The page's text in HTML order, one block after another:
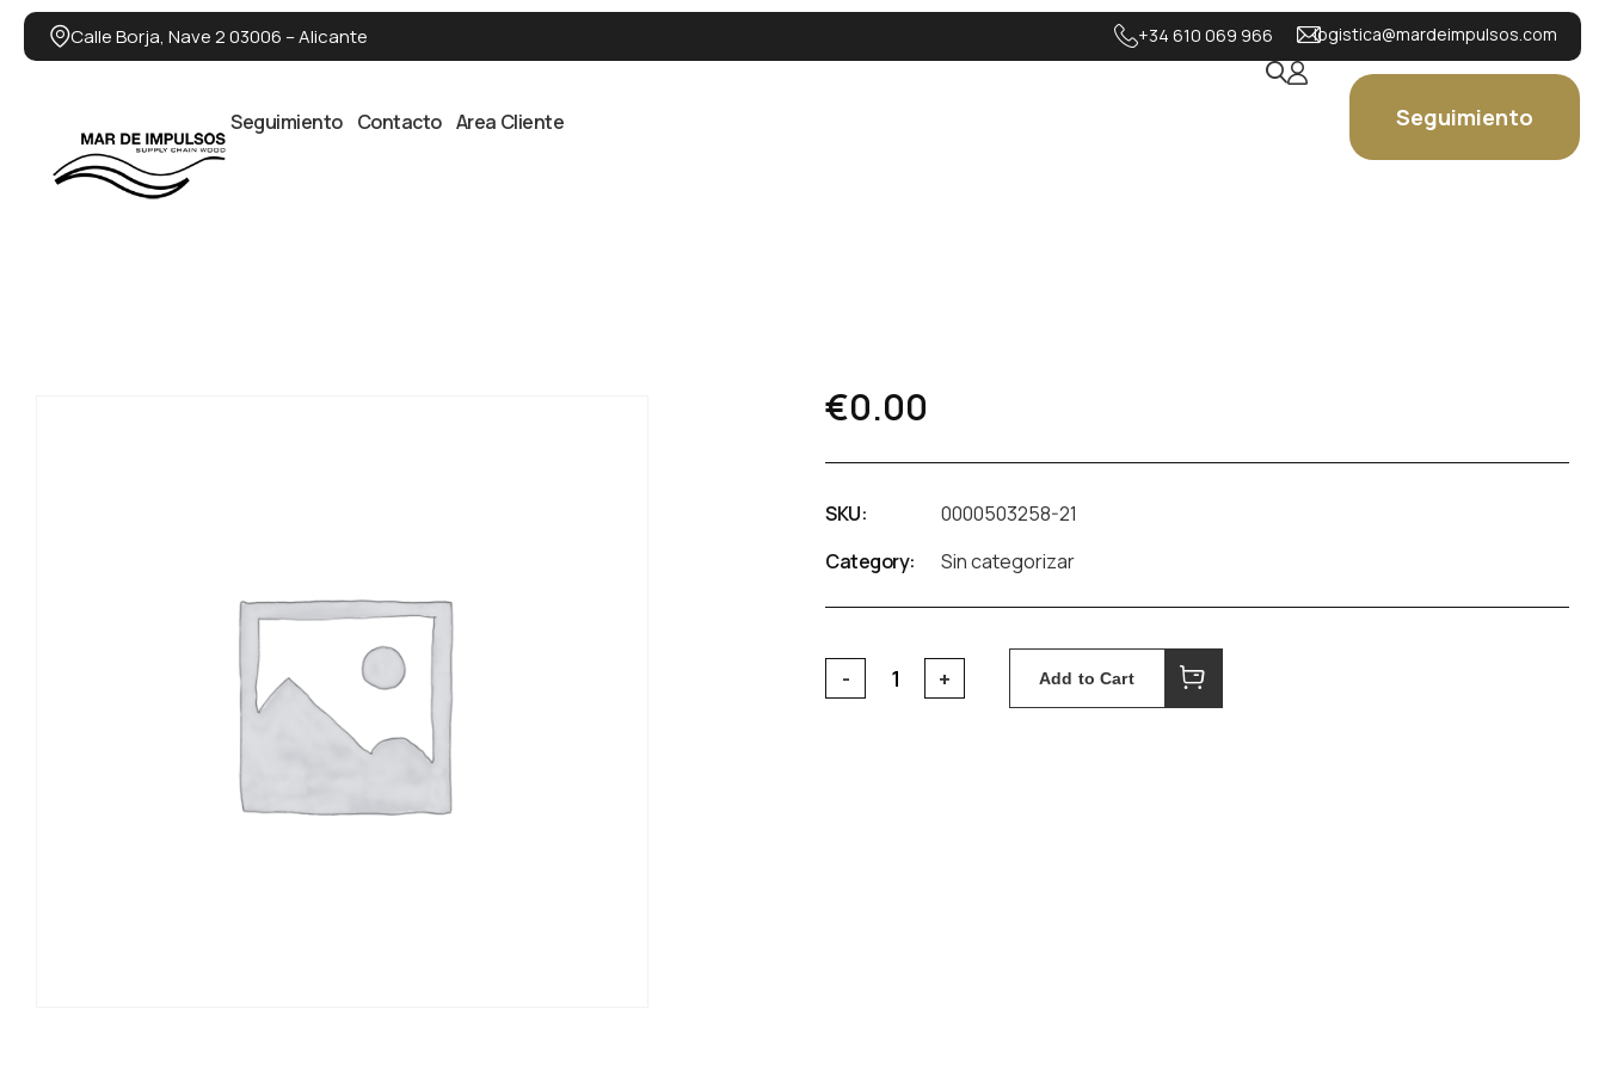
Calle Borja, Nave 2 03006 – Alicante logistica@mardeimpulsos.com
+34 610 069 966
Seguimiento Contacto Area Cliente Seguimiento
€0.00
SKU:
0000503258-21
Category:
Sin categorizar
Add to Cart